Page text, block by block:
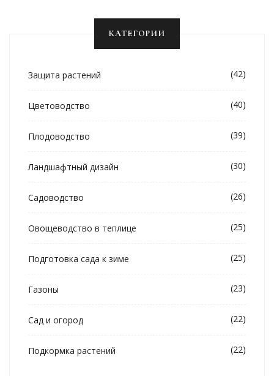
КАТЕГОРИИ
Защита растений (42)
Цветоводство (40)
Плодоводство (39)
Ландшафтный дизайн (30)
Садоводство (26)
Овощеводство в теплице (25)
Подготовка сада к зиме (25)
Газоны (23)
Сад и огород (22)
Подкормка растений (22)